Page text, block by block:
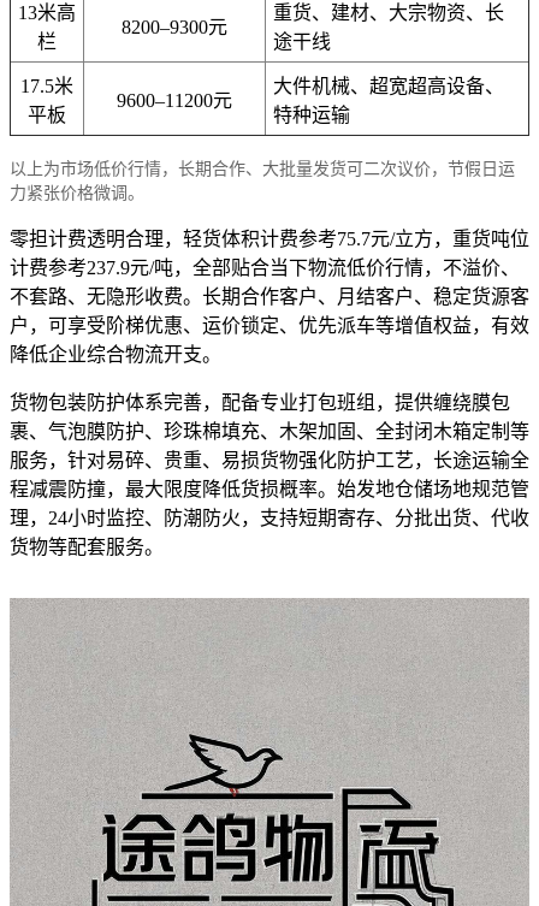
13米高
栏
8200–9300元
重货、建材、大宗物资、长
途干线
17.5米
平板
9600–11200元
大件机械、超宽超高设备、
特种运输
以上为市场低价行情，长期合作、大批量发货可二次议价，节假日运
力紧张价格微调。
零担计费透明合理，轻货体积计费参考75.7元/立方，重货吨位
计费参考237.9元/吨，全部贴合当下物流低价行情，不溢价、
不套路、无隐形收费。长期合作客户、月结客户、稳定货源客
户，可享受阶梯优惠、运价锁定、优先派车等增值权益，有效
降低企业综合物流开支。
货物包装防护体系完善，配备专业打包班组，提供缠绕膜包
裹、气泡膜防护、珍珠棉填充、木架加固、全封闭木箱定制等
服务，针对易碎、贵重、易损货物强化防护工艺，长途运输全
程减震防撞，最大限度降低货损概率。始发地仓储场地规范管
理，24小时监控、防潮防火，支持短期寄存、分批出货、代收
货物等配套服务。